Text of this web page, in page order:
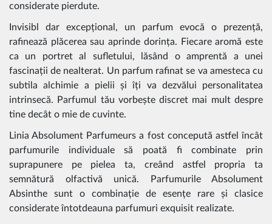
considerate pierdute.
Invisibl dar excepțional, un parfum evocă o prezență,
rafinează plăcerea sau aprinde dorința. Fiecare aromă este
ca un portret al sufletului, lăsând o amprentă a unei
fascinații de nealterat. Un parfum rafinat se va amesteca cu
subtila alchimie a pielii și îți va dezvălui personalitatea
intrinsecă. Parfumul tău vorbește discret mai mult despre
tine decât o mie de cuvinte.
Linia Absolument Parfumeurs a fost concepută astfel încât
parfumurile individuale să poată fi combinate prin
suprapunere pe pielea ta, creând astfel propria ta
semnătură olfactivă unică. Parfumurile Absolument
Absinthe sunt o combinație de esențe rare și clasice
considerate întotdeauna parfumuri exquisit realizate.